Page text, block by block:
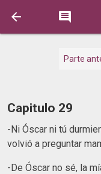
 
Parte
Capitulo 29
-Ni Óscar ni tú
volvió a preguntar
-De Óscar no sé, la